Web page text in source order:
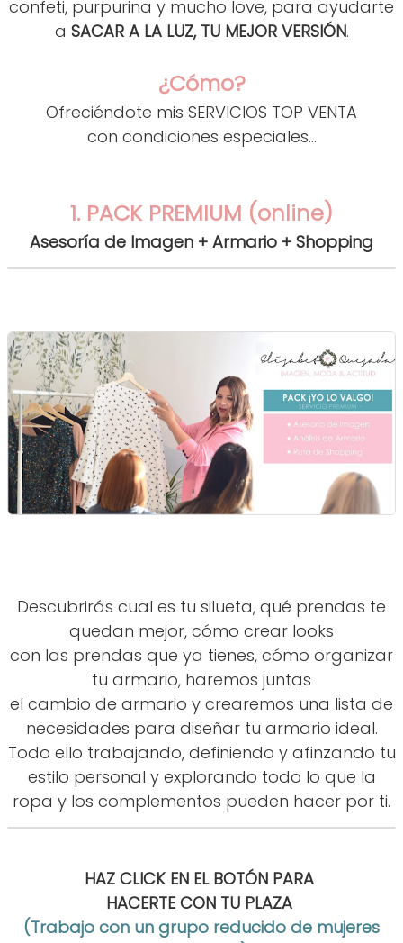
confeti, purpurina y mucho love, para ayudarte
a SACAR A LA LUZ, TU MEJOR VERSIÓN.
¿Cómo?
Ofreciéndote mis SERVICIOS TOP VENTA
con condiciones especiales...
1. PACK PREMIUM (online)
Asesoría de Imagen + Armario + Shopping
Descubrirás cual es tu silueta, qué prendas te
quedan mejor, cómo crear looks
con las prendas que ya tienes, cómo organizar
tu armario, haremos juntas
el cambio de armario y crearemos una lista de
necesidades para diseñar tu armario ideal.
Todo ello trabajando, definiendo y afinzando tu
estilo personal y explorando todo lo que la
ropa y los complementos pueden hacer por ti.
HAZ CLICK EN EL BOTÓN PARA
HACERTE CON TU PLAZA
(Trabajo con un grupo reducido de mujeres